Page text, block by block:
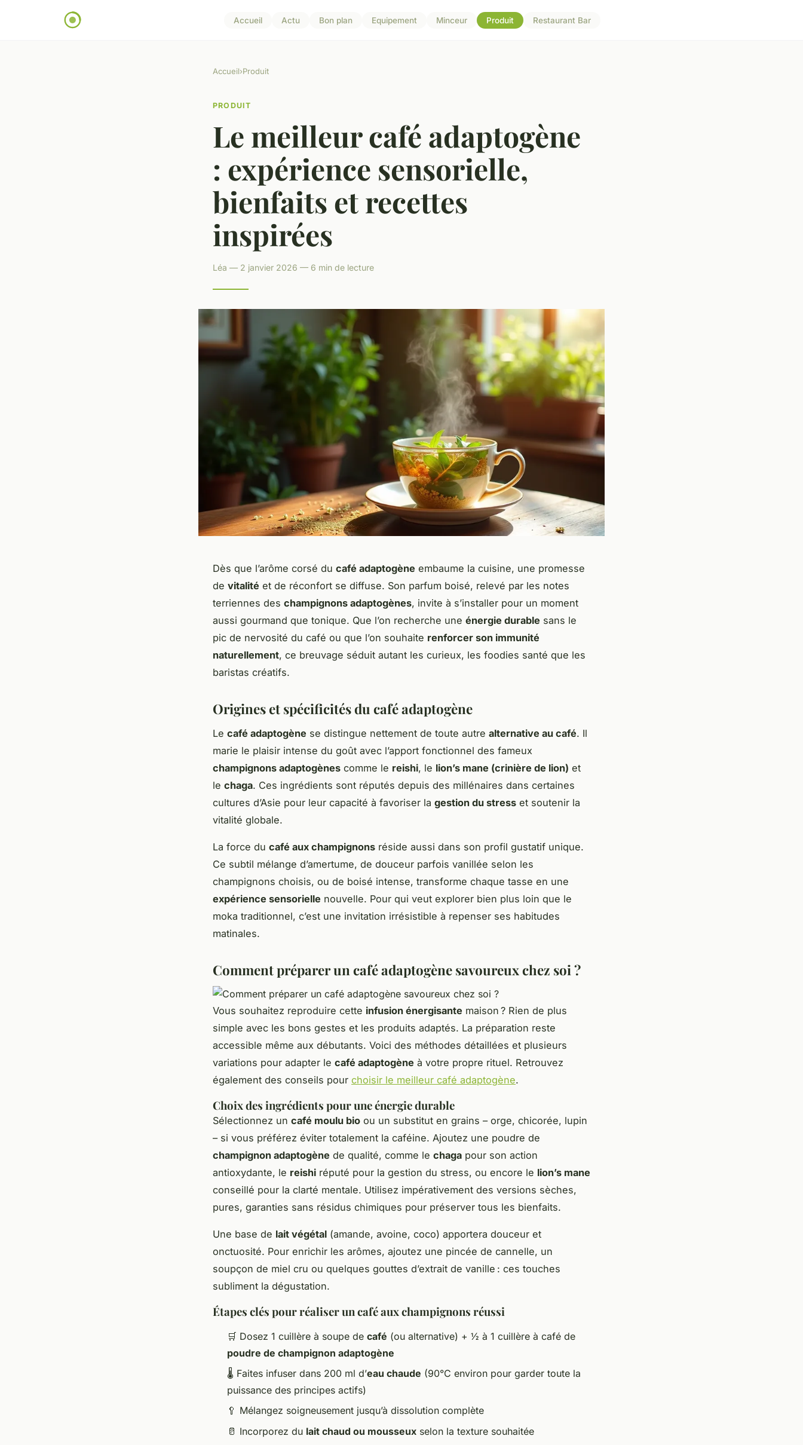
Accueil Actu Bon plan Equipement Minceur Produit Restaurant Bar
Accueil›Produit
PRODUIT
Le meilleur café adaptogène
: expérience sensorielle,
bienfaits et recettes
inspirées
Léa — 2 janvier 2026 — 6 min de lecture
Dès que l’arôme corsé du café adaptogène embaume la cuisine, une promesse
de vitalité et de réconfort se diffuse. Son parfum boisé, relevé par les notes
terriennes des champignons adaptogènes, invite à s’installer pour un moment
aussi gourmand que tonique. Que l’on recherche une énergie durable sans le
pic de nervosité du café ou que l’on souhaite renforcer son immunité
naturellement, ce breuvage séduit autant les curieux, les foodies santé que les
baristas créatifs.
Origines et spécificités du café adaptogène
Le café adaptogène se distingue nettement de toute autre alternative au café. Il
marie le plaisir intense du goût avec l’apport fonctionnel des fameux
champignons adaptogènes comme le reishi, le lion’s mane (crinière de lion) et
le chaga. Ces ingrédients sont réputés depuis des millénaires dans certaines
cultures d’Asie pour leur capacité à favoriser la gestion du stress et soutenir la
vitalité globale.
La force du café aux champignons réside aussi dans son profil gustatif unique.
Ce subtil mélange d’amertume, de douceur parfois vanillée selon les
champignons choisis, ou de boisé intense, transforme chaque tasse en une
expérience sensorielle nouvelle. Pour qui veut explorer bien plus loin que le
moka traditionnel, c’est une invitation irrésistible à repenser ses habitudes
matinales.
Comment préparer un café adaptogène savoureux chez soi ?
Vous souhaitez reproduire cette infusion énergisante maison ? Rien de plus
simple avec les bons gestes et les produits adaptés. La préparation reste
accessible même aux débutants. Voici des méthodes détaillées et plusieurs
variations pour adapter le café adaptogène à votre propre rituel. Retrouvez
également des conseils pour choisir le meilleur café adaptogène.
Choix des ingrédients pour une énergie durable
Sélectionnez un café moulu bio ou un substitut en grains – orge, chicorée, lupin
– si vous préférez éviter totalement la caféine. Ajoutez une poudre de
champignon adaptogène de qualité, comme le chaga pour son action
antioxydante, le reishi réputé pour la gestion du stress, ou encore le lion’s mane
conseillé pour la clarté mentale. Utilisez impérativement des versions sèches,
pures, garanties sans résidus chimiques pour préserver tous les bienfaits.
Une base de lait végétal (amande, avoine, coco) apportera douceur et
onctuosité. Pour enrichir les arômes, ajoutez une pincée de cannelle, un
soupçon de miel cru ou quelques gouttes d’extrait de vanille : ces touches
subliment la dégustation.
Étapes clés pour réaliser un café aux champignons réussi
🛒 Dosez 1 cuillère à soupe de café (ou alternative) + ½ à 1 cuillère à café de
poudre de champignon adaptogène
🌡️ Faites infuser dans 200 ml d’eau chaude (90°C environ pour garder toute la
puissance des principes actifs)
🥄 Mélangez soigneusement jusqu’à dissolution complète
🥛 Incorporez du lait chaud ou mousseux selon la texture souhaitée